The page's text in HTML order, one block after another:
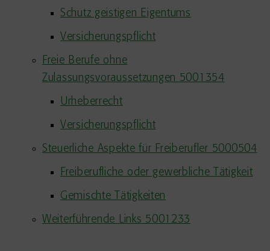
Schutz geistigen Eigentums
Versicherungspflicht
Freie Berufe ohne
Zulassungsvoraussetzungen 5001354
Urheberrecht
Versicherungspflicht
Steuerliche Aspekte für Freiberufler 5000504
Freiberufliche oder gewerbliche Tätigkeit
Gemischte Tätigkeiten
Weiterführende Links 5001233